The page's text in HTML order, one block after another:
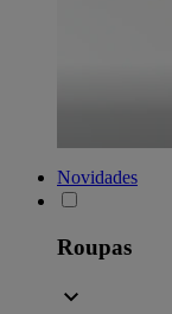
Novidades
Roupas